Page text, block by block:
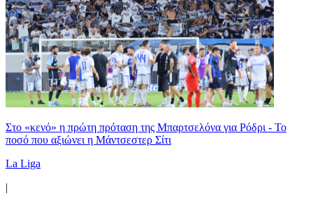
Στο «κενό» η πρώτη πρόταση της Μπαρτσελόνα για Ρόδρι - Το
ποσό που αξιώνει η Μάντσεστερ Σίτι
La Liga
|